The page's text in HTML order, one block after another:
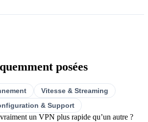
posées
Vitesse & Streaming
& Support
un VPN plus rapide qu’un autre ?